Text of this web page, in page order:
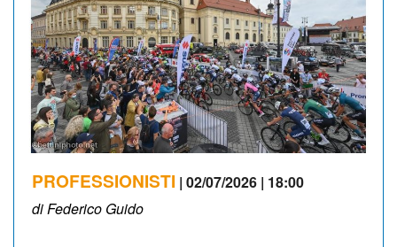
NEWSLETTER
PROFESSIONISTI | 02/07/2026 | 18:00
di Federico Guido